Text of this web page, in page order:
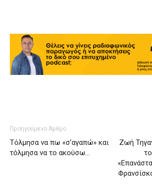
Προηγούμενο Άρθρο
Τόλμησα να πω «σ’αγαπώ» και
τόλμησα να το ακούσω…
Ζωή